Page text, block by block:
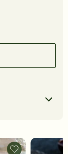
289kcal
Flatbiff